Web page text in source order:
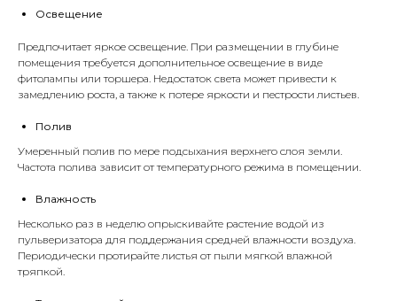
Освещение
Предпочитает яркое освещение. При размещении в глубине
помещения требуется дополнительное освещение в виде
фитолампы или торшера. Недостаток света может привести к
замедлению роста, а также к потере яркости и пестрости листьев.
Полив
Умеренный полив по мере подсыхания верхнего слоя земли.
Частота полива зависит от температурного режима в помещении.
Влажность
Несколько раз в неделю опрыскивайте растение водой из
пульверизатора для поддержания средней влажности воздуха.
Периодически протирайте листья от пыли мягкой влажной
тряпкой.